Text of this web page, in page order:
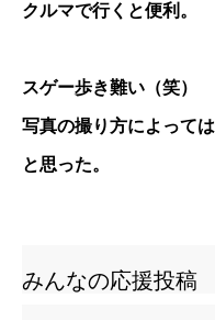
クルマで行くと便利。
スゲー歩き難い（笑）
写真の撮り方によって
と思った。
みんなの応援投稿